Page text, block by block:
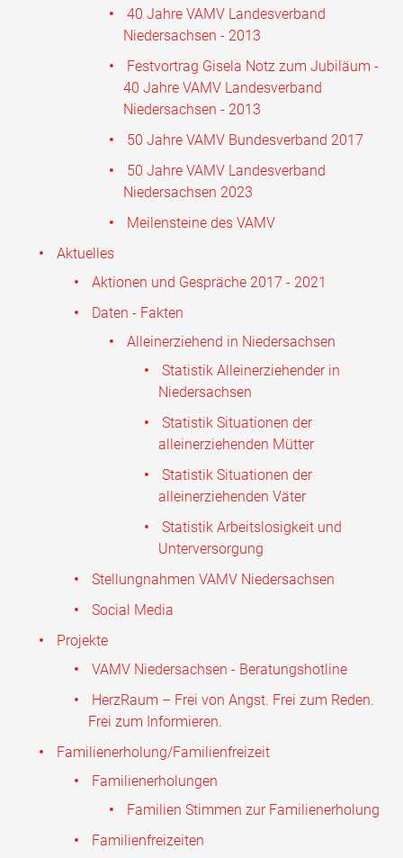
40 Jahre VAMV Landesverband
Niedersachsen - 2013
Festvortrag Gisela Notz zum Jubiläum -
40 Jahre VAMV Landesverband
Niedersachsen - 2013
50 Jahre VAMV Bundesverband 2017
50 Jahre VAMV Landesverband
Niedersachsen 2023
Meilensteine des VAMV
Aktuelles
Aktionen und Gespräche 2017 - 2021
Daten - Fakten
Alleinerziehend in Niedersachsen
Statistik Alleinerziehender in
Niedersachsen
Statistik Situationen der
alleinerziehenden Mütter
Statistik Situationen der
alleinerziehenden Väter
Statistik Arbeitslosigkeit und
Unterversorgung
Stellungnahmen VAMV Niedersachsen
Social Media
Projekte
VAMV Niedersachsen - Beratungshotline
HerzRaum – Frei von Angst. Frei zum Reden.
Frei zum Informieren.
Familienerholung/Familienfreizeit
Familienerholungen
Familien Stimmen zur Familienerholung
Familienfreizeiten